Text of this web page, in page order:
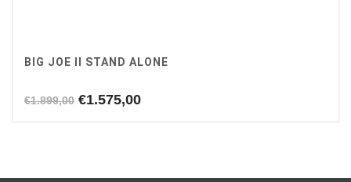
BIG JOE II STAND ALONE
€1.899,00 Oorspronkelijke
€1.575,00Huidige